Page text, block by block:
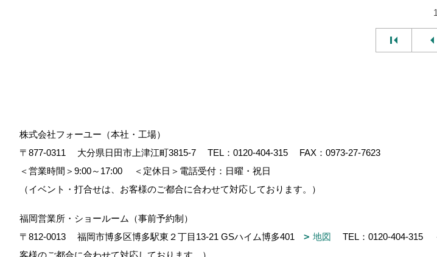
株式会社フォーユー（本社・工場）
〒877-0311
大分県日田市上津江町3815-7 TEL： 0120-404-315
FAX：0973-27-7623
＜営業時間＞9:00～17:00
＜定休日＞電話受付：日曜・祝日
（イベント・打合せは、お客様のご都合に合わせて対応しております。）
福岡営業所・ショールーム（事前予約制）
〒812-0013
福岡市博多区博多駅東２丁目13-21 GSハイム博多401 地図 TEL： 0120-404-315
客様のご都合に合わせて対応しております。）